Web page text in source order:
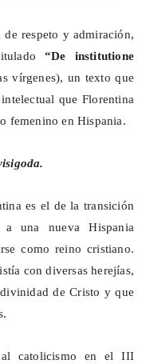
de respeto y admiración,
“De institutione
vírgenes), un texto que
que Florentina
femenino en Hispania.
es el de la transición
a una nueva Hispania
como reino cristiano.
con diversas herejías,
de Cristo y que
al catolicismo en el III